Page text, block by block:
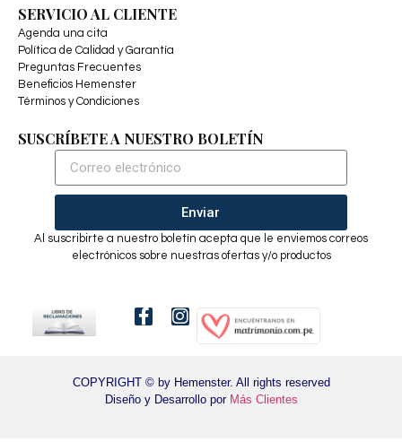
SERVICIO AL CLIENTE
Agenda una cita
Política de Calidad y Garantía
Preguntas Frecuentes
Beneficios Hemenster
Términos y Condiciones
SUSCRÍBETE A NUESTRO BOLETÍN
Enviar
Al suscribirte a nuestro boletín acepta que le enviemos correos
electrónicos sobre nuestras ofertas y/o productos
COPYRIGHT © by Hemenster. All rights reserved
Diseño y Desarrollo por Más Clientes